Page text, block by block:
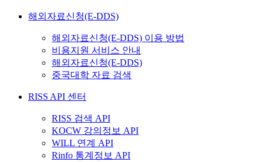
해외자료신청(E-DDS)
해외자료신청(E-DDS) 이용 방법
비용지원 서비스 안내
해외자료신청(E-DDS)
중국대학 자료 검색
RISS API 센터
RISS 검색 API
KOCW 강의정보 API
WILL 연계 API
Rinfo 통계정보 API